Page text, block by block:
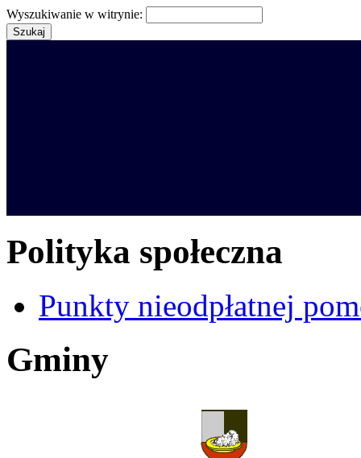
Wyszukiwanie w witrynie:
Polityka społeczna
Punkty nieodpłatnej
Gminy